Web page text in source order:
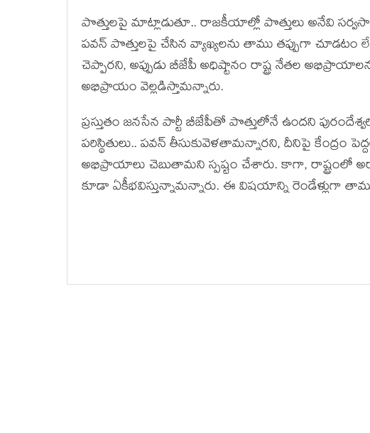
పొత్తుల‌పై మాట్లాడుతూ.. రాజ‌కీయాల్లో పొత్తులు అనేవి
పవన్ పొత్తుల‌పై చేసిన‌ వ్యాఖ్యలను తాము తప్పుగా చూడటం
చెప్పారని, అప్పుడు బీజేపీ అధిష్టానం రాష్ట్ర నేత‌ల
అభిప్రాయం వెల్ల‌డిస్తామ‌న్నారు.
ప్ర‌స్తుతం జ‌నసేన పార్టీ బీజేపీతో పొత్తులోనే ఉందని పురందేశ్వ‌రి
పరిస్థితులు.. పవన్ తీసుకువెళతామన్నారని, దీనిపై
అభిప్రాయాలు చెబుతామని స్పష్టం చేశారు. కాగా,
కూడా ఏకీభ‌విస్తున్నామ‌న్నారు. ఈ విష‌యాన్ని రెండేళ్లుగా